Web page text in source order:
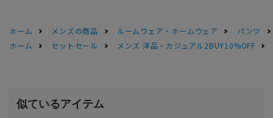
ホーム メンズの商品 ルームウェア・ホームウェア
パンツ
ホーム
セットセール メンズ 洋品・カジュアル2BUY10%OFF